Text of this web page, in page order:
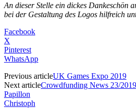
An dieser Stelle ein dickes Dankeschön
bei der Gestaltung des Logos hilfreich
Facebook
X
Pinterest
WhatsApp
Previous articleUK Games Expo 2019
Next articleCrowdfunding News 23/
Papillon
Christoph